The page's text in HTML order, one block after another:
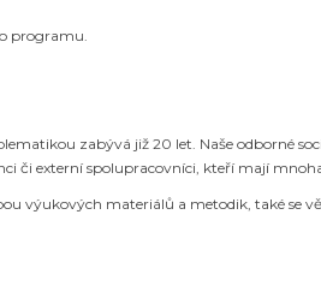
programu.
zabývá již 20 let. Naše odborné
či externí spolupracovníci, kteří mají
výukových materiálů a metodik, také se